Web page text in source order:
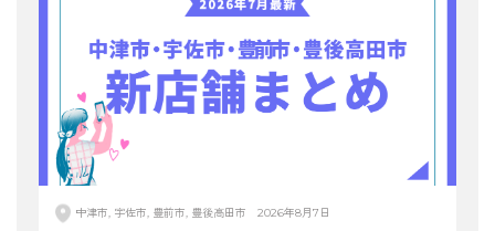
中津市, 宇佐市, 豊前市, 豊後高田市 2026年8月7日